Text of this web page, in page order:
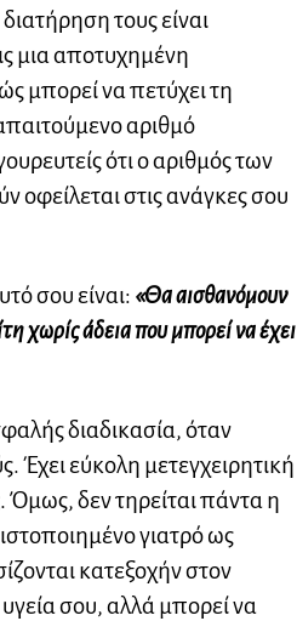
τους είναι
μια αποτυχημένη
μπορεί να πετύχει τη
αριθμό
ότι ο αριθμός των
στις ανάγκες σου
σου είναι: «Θα αισθανόμουν
χωρίς άδεια που μπορεί να έχει
διαδικασία, όταν
Έχει εύκολη μετεγχειρητική
Όμως, δεν τηρείται πάντα η
γιατρό ως
κατεξοχήν στον
σου, αλλά μπορεί να